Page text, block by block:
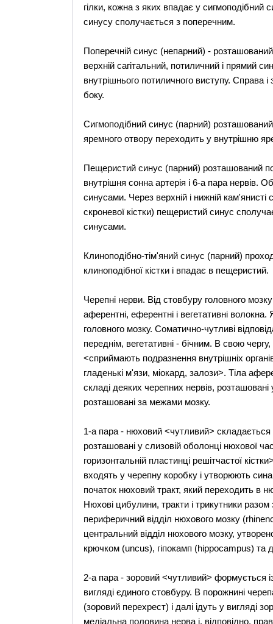
гілки, кожна з яких впадає у сигмоподібний
синусу сполучається з поперечним.
Поперечній синус (непарний) -
верхній сагітальний, потиличний і прямий
внутрішнього потиличного виступу. Справа
боку.
Сигмоподібний синус (парний) розташований
яремного отвору переходить у внутрішню
Пещеристий синус (парний) розташований
внутрішня сонна артерія і 6-а пара нервів.
синусами. Через верхній і нижній
скроневої кістки) пещеристий синус
синусами.
Клиноподібно-тім'яний синус (парний)
клиноподібної кістки і впадає в пещеристий.
Черепні нерви. Від стовбуру головного
аферентні, еферентні і вегетативні
головного мозку. Соматично-чутливі
переднім, вегетативні - бічним. В свою
<сприймають подразнення внутрішніх
гладенькі м'язи, міокард, залози>. Тіла
складі деяких черепних нервів, розташовані
розташовані за межами мозку.
1-а пара - нюховий <чутливий> складається
розташовані у слизовій оболонці нюхової
горизонтальній пластинці решітчастої
входять у черепну коробку і утворюють
початок нюховий тракт, який переходить в
Нюхові цибулини, тракти і трикутники
периферичний відділ нюхового мозку
центральний відділ нюхового мозку,
крючком (uncus), гіпокамп (hippocampus) та
2-а пара - зоровий <чутливий> формується із
вигляді єдиного стовбуру. В порожнині
(зоровий перехрест) і далі ідуть у вигляді
медіальна половина нерва і, відповідно,